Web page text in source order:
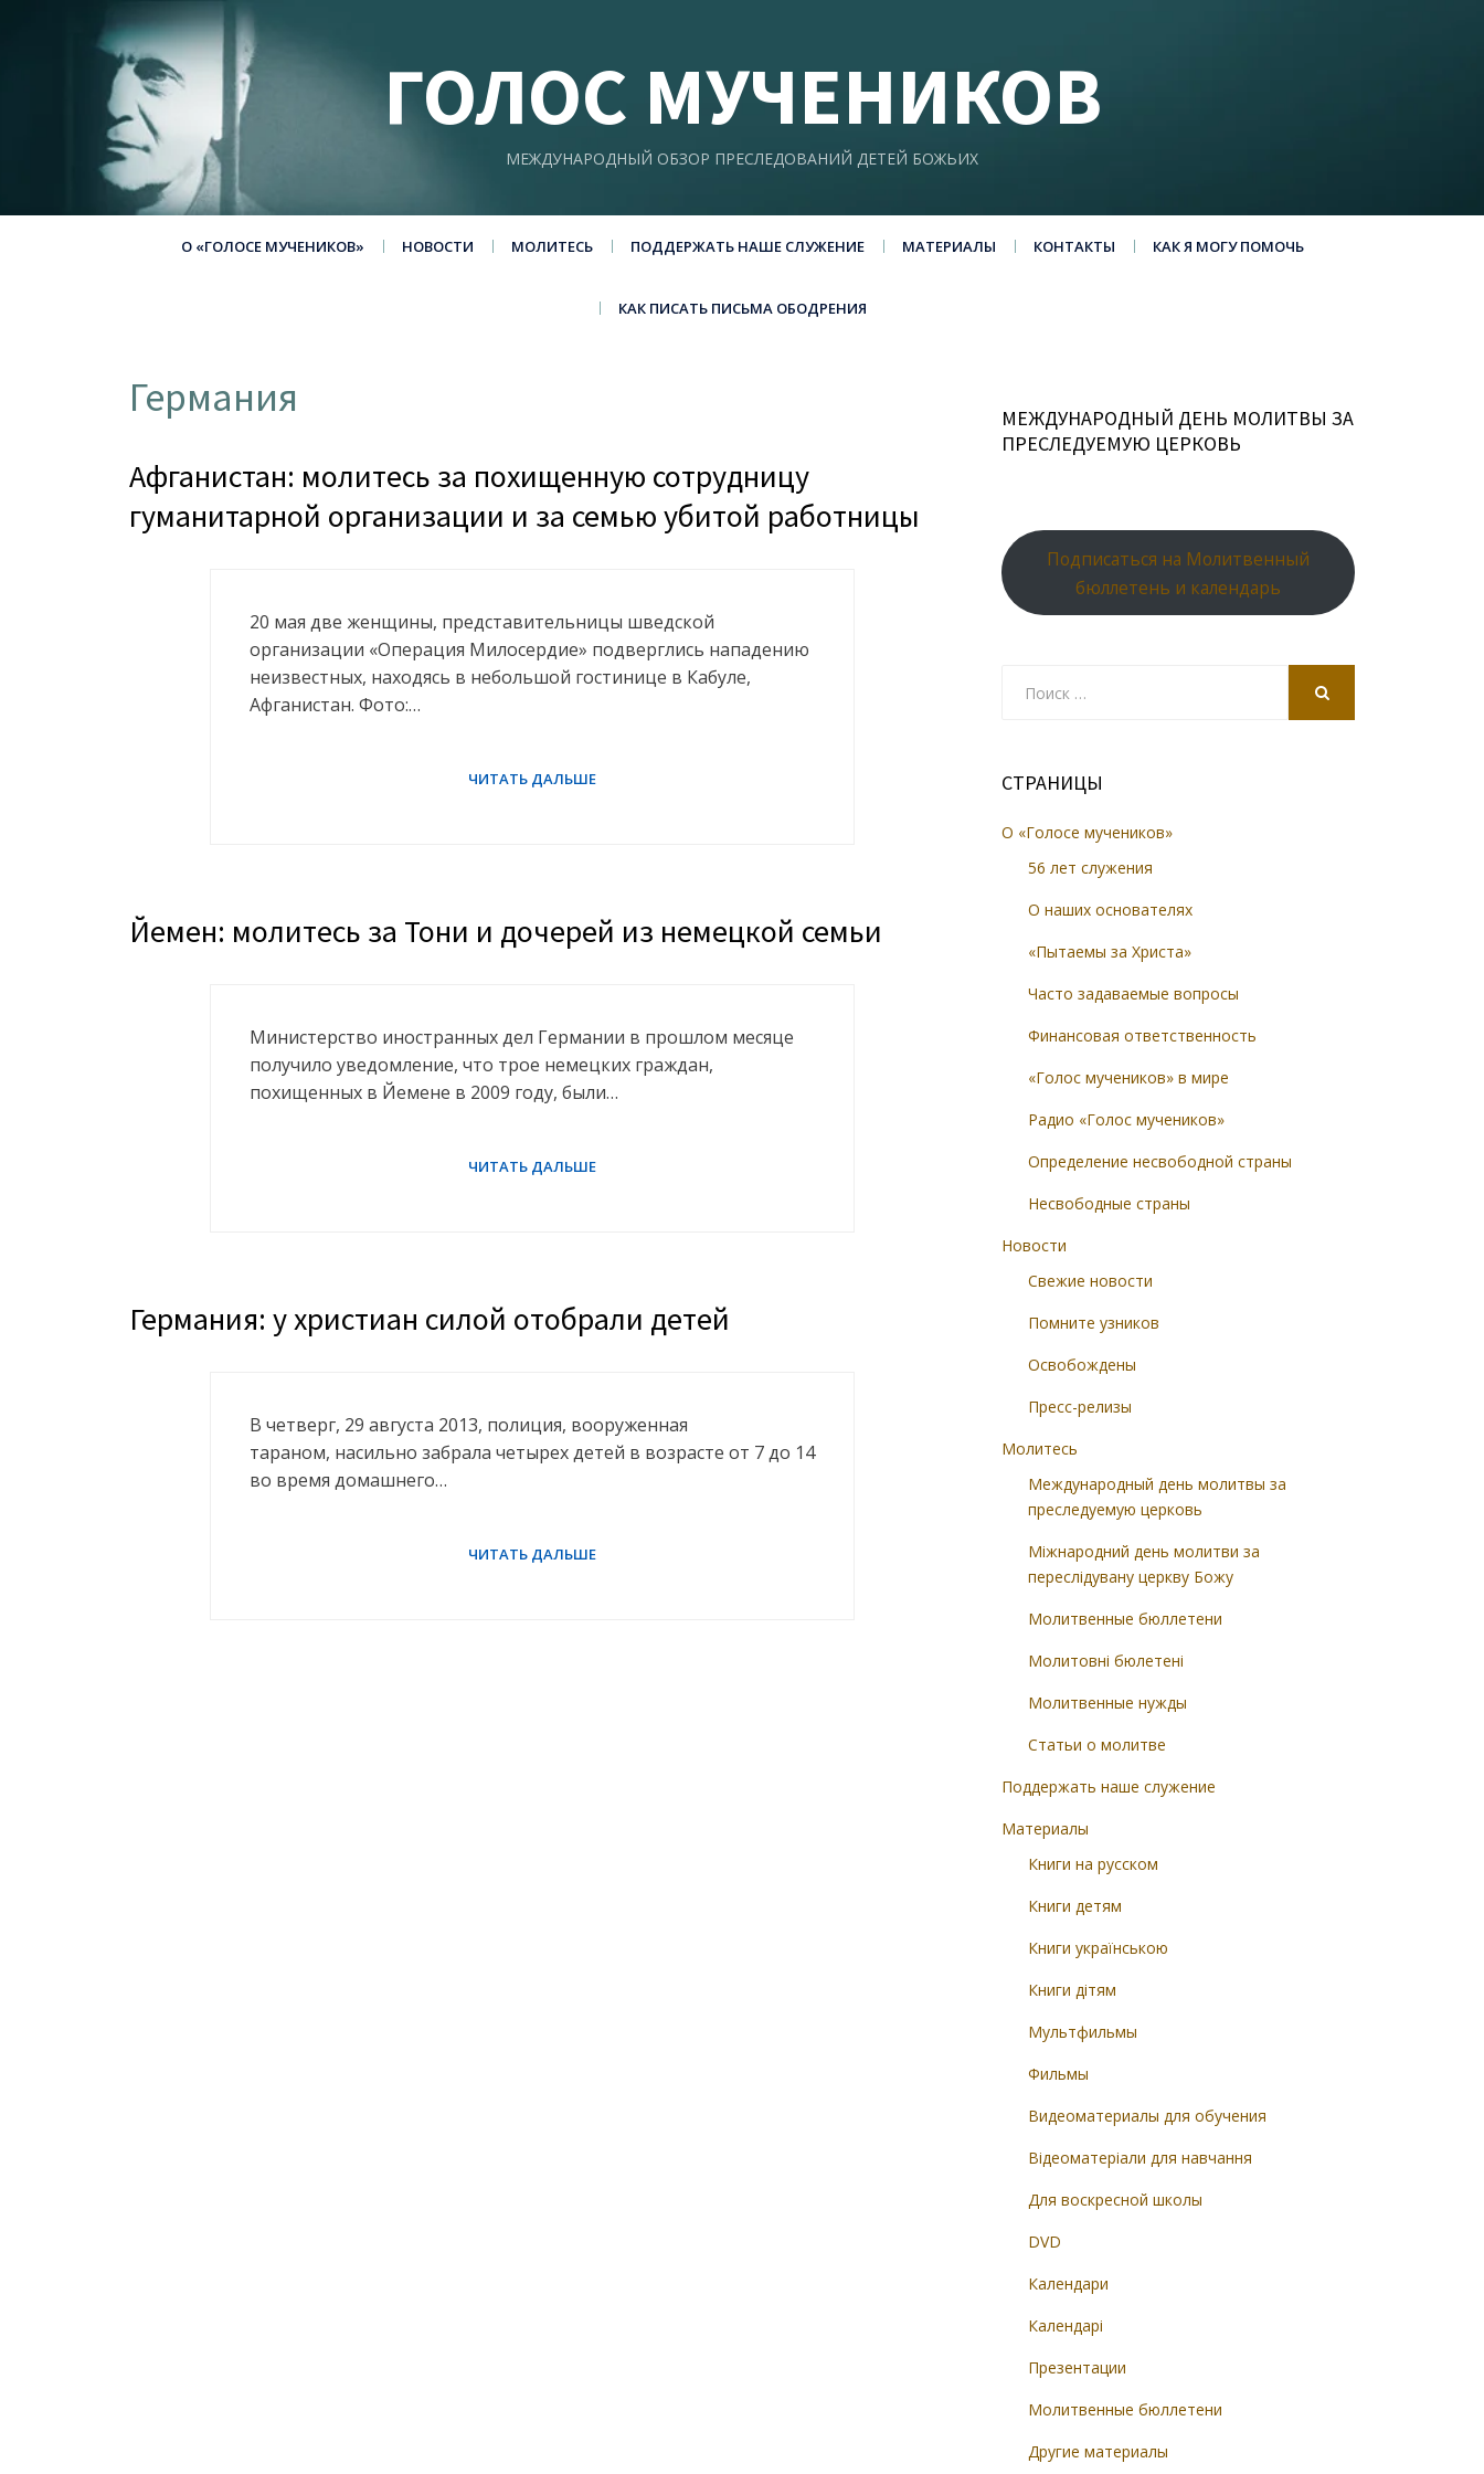
ГОЛОС МУЧЕНИКОВ
МЕЖДУНАРОДНЫЙ ОБЗОР ПРЕСЛЕДОВАНИЙ ДЕТЕЙ БОЖЬИХ
О «ГОЛОСЕ МУЧЕНИКОВ» НОВОСТИ МОЛИТЕСЬ ПОДДЕРЖАТЬ НАШЕ СЛУЖЕНИЕ МАТЕРИАЛЫ КОНТАКТЫ КАК Я МОГУ ПОМОЧЬ
КАК ПИСАТЬ ПИСЬМА ОБОДРЕНИЯ
Германия
Афганистан: молитесь за похищенную сотрудницу
гуманитарной организации и за семью убитой работницы
20 мая две женщины, представительницы шведской
организации «Операция Милосердие» подверглись нападению
неизвестных, находясь в небольшой гостинице в Кабуле,
Афганистан. Фото:…
Йемен: молитесь за Тони и дочерей из немецкой семьи
Министерство иностранных дел Германии в прошлом месяце
получило уведомление, что трое немецких граждан,
похищенных в Йемене в 2009 году, были…
Германия: у христиан силой отобрали детей
В четверг, 29 августа 2013, полиция, вооруженная
тараном, насильно забрала четырех детей в возрасте от 7 до 14
во время домашнего…
МЕЖДУНАРОДНЫЙ ДЕНЬ МОЛИТВЫ ЗА
ПРЕСЛЕДУЕМУЮ ЦЕРКОВЬ
Подписаться на Молитвенный
бюллетень и календарь
СТРАНИЦЫ
О «Голосе мучеников»
56 лет служения
О наших основателях
«Пытаемы за Христа»
Часто задаваемые вопросы
Финансовая ответственность
«Голос мучеников» в мире
Радио «Голос мучеников»
Определение несвободной страны
Несвободные страны
Новости
Свежие новости
Помните узников
Освобождены
Пресс-релизы
Молитесь
Международный день молитвы за
преследуемую церковь
Міжнародний день молитви за
переслідувану церкву Божу
Молитвенные бюллетени
Молитовні бюлетені
Молитвенные нужды
Статьи о молитве
Поддержать наше служение
Материалы
Книги на русском
Книги детям
Книги українською
Книги дітям
Мультфильмы
Фильмы
Видеоматериалы для обучения
Відеоматеріали для навчання
Для воскресной школы
DVD
Календари
Календарі
Презентации
Молитвенные бюллетени
Другие материалы